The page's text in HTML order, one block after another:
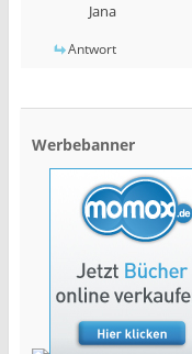
Jana
Antwort
Werbebanner